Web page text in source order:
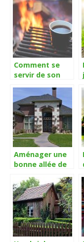
pouvez cueillir
sans crainte
dans votre
potager ou aux
alentours de la
maison
Comment se
servir de son
Aménager une
bonne allée de
règles à suivre